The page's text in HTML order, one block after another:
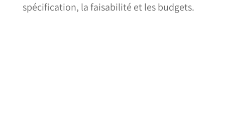
spécification, la faisabilité et les budgets.